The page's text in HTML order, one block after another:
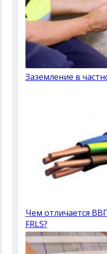
Заземление в
Чем отличается
FRLS?